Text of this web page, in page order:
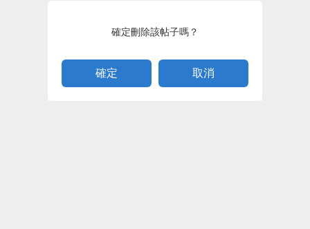
確定刪除該帖子嗎？
取消